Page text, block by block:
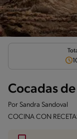
Cocadas
Por Sandra Sandoval
COCINA CON